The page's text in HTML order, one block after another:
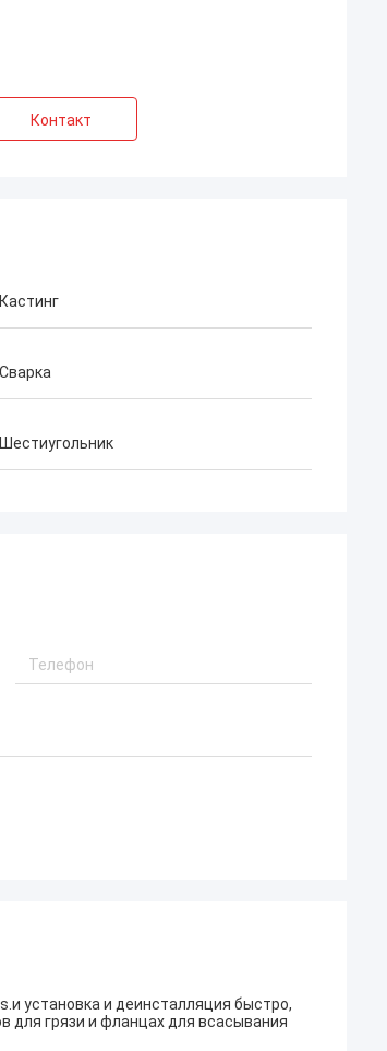
Контакт
Кастинг
Сварка
Шестиугольник
установка и деинсталляция быстро,
для грязи и фланцах для всасывания